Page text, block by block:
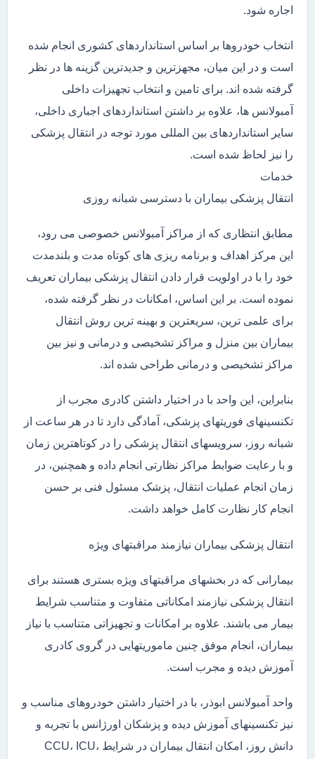
اجاره شود.
انتخاب خودروها بر اساس استانداردهای کشوری انجام شده
است و در این میان، مجهزترین و جدیدترین گزینه ها در نظر
گرفته شده اند. برای تامین و انتخاب تجهیزات داخلی
آمبولانس ها، علاوه بر داشتن استانداردهای اجباری داخلی،
سایر استانداردهای بین المللی مورد توجه در انتقال پزشکی
را نیز لحاظ شده است.
خدمات
انتقال پزشکی بیماران با دسترسی شبانه روزی
مطابق انتظاری که از مراکز آمبولانس خصوصی می رود،
این مرکز اهداف و برنامه ریزی های کوتاه مدت و بلندمدت
خود را با در اولویت قرار دادن انتقال پزشکی بیماران تعریف
نموده است. بر این اساس، امکانات در نظر گرفته شده،
برای علمی ترین، سریعترین و بهینه ترین روش انتقال
بیماران بین منزل و مراکز تشخیصی و درمانی و نیز بین
مراکز تشخیصی و درمانی طراحی شده اند.
بنابراین، این واحد با در اختیار داشتن کادری مجرب از
تکنسینهای فوریتهای پزشکی، آمادگی دارد تا در هر ساعت از
شبانه روز، سرویسهای انتقال پزشکی را در کوتاهترین زمان
و با رعایت ضوابط مراکز نظارتی انجام داده و همچنین، در
زمان انجام عملیات انتقال، پزشک مسئول فنی بر حسن
انجام کار نظارت کامل خواهد داشت.
انتقال پزشکی بیماران نیازمند مراقبتهای ویژه
بیمارانی که در بخشهای مراقبتهای ویژه بستری هستند برای
انتقال پزشکی نیازمند امکاناتی متفاوت و متناسب شرایط
بیمار می باشند. علاوه بر امکانات و تجهیزاتی متناسب با نیاز
بیماران، انجام موفق چنین ماموریتهایی در گروی کادری
آموزش دیده و مجرب است.
واحد آمبولانس ابوذر، با در اختیار داشتن خودروهای مناسب و
نیز تکنسینهای آموزش دیده و پزشکان اورژانس با تجربه و
دانش روز، امکان انتقال بیماران در شرایط CCU، ICU،